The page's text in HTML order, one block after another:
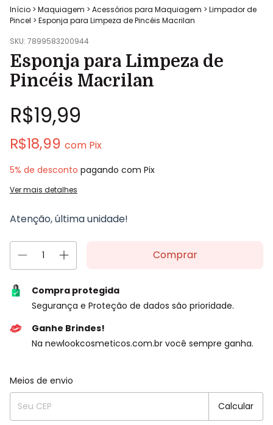
Início > Maquiagem > Acessórios para Maquiagem > Limpador de
Pincel > Esponja para Limpeza de Pincéis Macrilan
SKU: 7899583200944
Esponja para Limpeza de
Pincéis Macrilan
R$19,99
R$18,99 com Pix
5% de desconto pagando com Pix
Ver mais detalhes
Atenção, última unidade!
Compra protegida
Segurança e Proteção de dados são prioridade.
Ganhe Brindes!
Na newlookcosmeticos.com.br você sempre ganha.
Entregas para o CEP:
Meios de envio
Calcular